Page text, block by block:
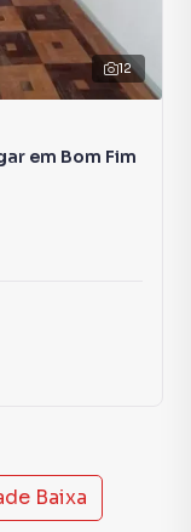
12
em Bom Fim
Baixa